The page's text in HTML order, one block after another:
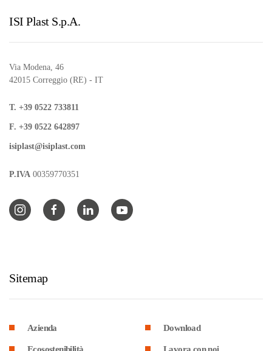
ISI Plast S.p.A.
Via Modena, 46
42015 Correggio (RE) - IT
T. +39 0522 733811
F. +39 0522 642897
isiplast@isiplast.com
P.IVA 00359770351
Sitemap
Azienda Download